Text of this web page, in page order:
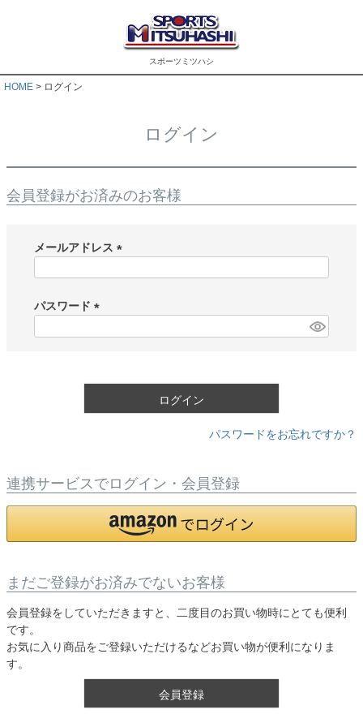
スポーツミツハシ
HOME ログイン
ログイン
会員登録がお済みのお客様
メールアドレス
)
パスワード
ログイン
パスワードをお忘れですか？
連携サービスでログイン・会員登録
まだご登録がお済みでないお客様
会員登録をしていただきますと、二度目のお買い物時にとても便利
です。
お気に入り商品をご登録いただけるなどお買い物が便利になりま
す。
会員登録